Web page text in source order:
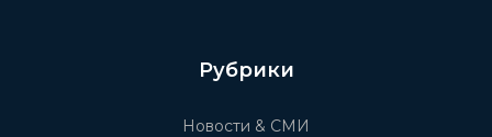
Рубрики
Новости & СМИ